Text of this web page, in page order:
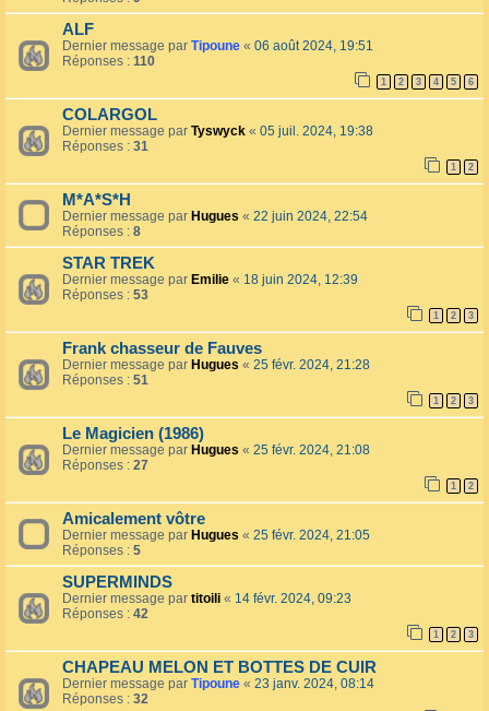
ALF
Dernier message par Tipoune « 06 août 2024, 19:51
Réponses : 110
1 2 3 4 5 6
COLARGOL
Dernier message par Tyswyck « 05 juil. 2024, 19:38
Réponses : 31
1 2
M*A*S*H
Dernier message par Hugues « 22 juin 2024, 22:54
Réponses : 8
STAR TREK
Dernier message par Emilie « 18 juin 2024, 12:39
Réponses : 53
1 2 3
Frank chasseur de Fauves
Dernier message par Hugues « 25 févr. 2024, 21:28
Réponses : 51
1 2 3
Le Magicien (1986)
Dernier message par Hugues « 25 févr. 2024, 21:08
Réponses : 27
1 2
Amicalement vôtre
Dernier message par Hugues « 25 févr. 2024, 21:05
Réponses : 5
SUPERMINDS
Dernier message par titoili « 14 févr. 2024, 09:23
Réponses : 42
1 2 3
CHAPEAU MELON ET BOTTES DE CUIR
Dernier message par Tipoune « 23 janv. 2024, 08:14
Réponses : 32